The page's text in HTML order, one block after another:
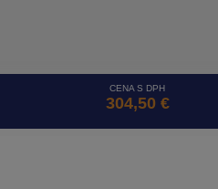
CENA S DPH
304,50 €